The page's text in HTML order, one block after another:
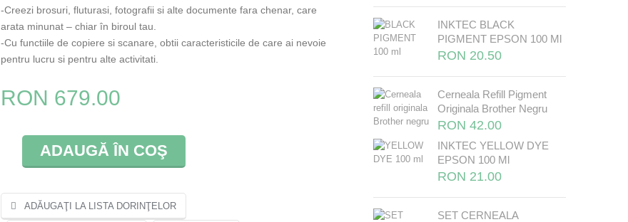
-Creezi brosuri, fluturasi, fotografii si alte documente fara chenar, care
arata minunat – chiar în biroul tau.
-Cu functiile de copiere si scanare, obtii caracteristicile de care ai nevoie
pentru lucru si pentru alte activitati.
RON 679.00
ADAUGĂ ÎN COŞ
ADĂUGAŢI LA LISTA DORINŢELOR
INKTEC BLACK
PIGMENT EPSON 100 Ml
RON 20.50
Cerneala Refill Pigment
Originala Brother Negru
RON 42.00
INKTEC YELLOW DYE
EPSON 100 Ml
RON 21.00
SET CERNEALA